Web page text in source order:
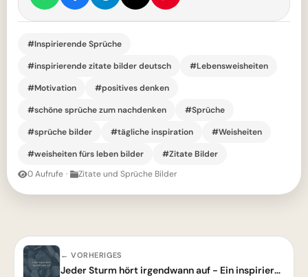
#Inspirierende Sprüche
#inspirierende zitate bilder deutsch
#Lebensweisheiten
#Motivation
#positives denken
#schöne sprüche zum nachdenken
#Sprüche
#sprüche bilder
#tägliche inspiration
#Weisheiten
#weisheiten fürs leben bilder
#Zitate Bilder
0 Aufrufe · Zitate und Sprüche Bilder
← VORHERIGES
Jeder Sturm hört irgendwann auf - Ein inspirierendes Zitat für schwere Zeiten